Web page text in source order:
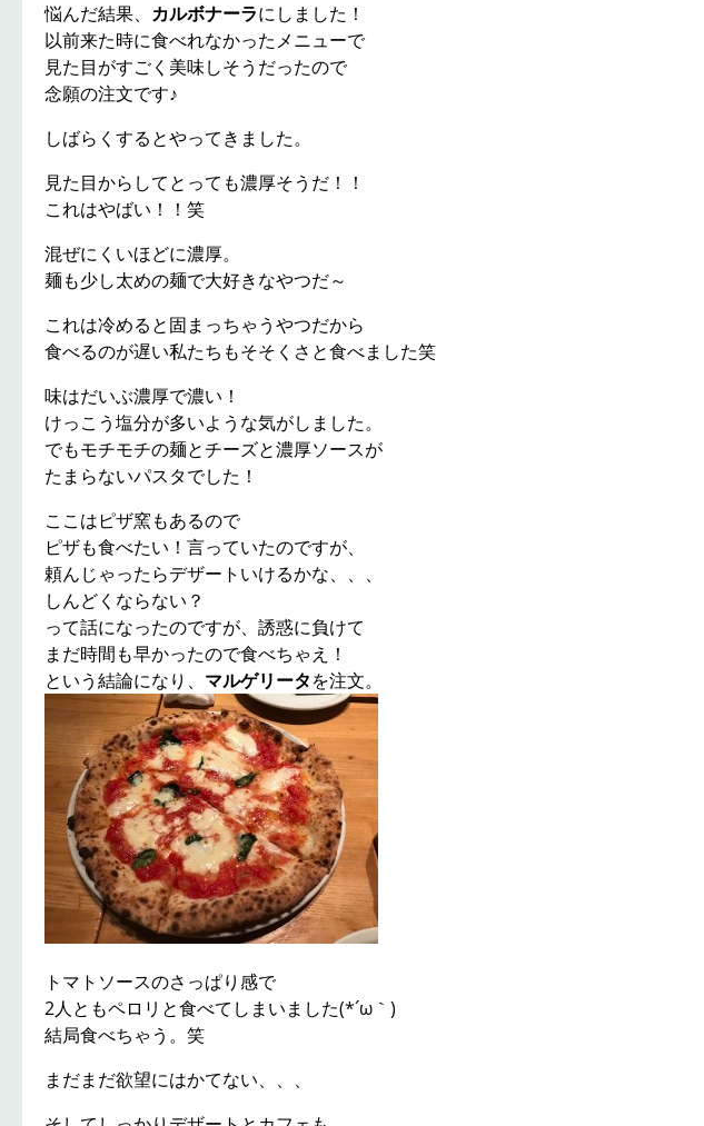
悩んだ結果、 カルボナーラにしました！
以前来た時に食べれなかったメニューで
見た目がすごく美味しそうだったので
念願の注文です♪
しばらくするとやってきました。
見た目からしてとっても濃厚そうだ！！
これはやばい！！笑
混ぜにくいほどに濃厚。
麺も少し太めの麺で大好きなやつだ～
これは冷めると固まっちゃうやつだから
食べるのが遅い私たちもそそくさと食べました笑
味はだいぶ濃厚で濃い！
けっこう塩分が多いような気がしました。
でもモチモチの麺とチーズと濃厚ソースが
たまらないパスタでした！
ここはピザ窯もあるので
ピザも食べたい！言っていたのですが、
頼んじゃったらデザートいけるかな、、、
しんどくならない？
って話になったのですが、誘惑に負けて
まだ時間も早かったので食べちゃえ！
という結論になり、 マルゲリータを注文。
トマトソースのさっぱり感で
2人ともペロリと食べてしまいました(*´ω｀)
結局食べちゃう。笑
まだまだ欲望にはかてない、、、